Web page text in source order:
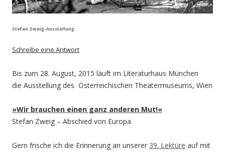
Stefan Zweig-Ausstellung
Schreibe eine Antwort
Bis zum 28. August, 2015 läuft im Literaturhaus München
die Ausstellung des Österreichischen Theatermuseums, Wien
»Wir brauchen einen ganz anderen Mut!«
Stefan Zweig – Abschied von Europa
Gern frische ich die Erinnerung an unserer 39. Lektüre auf mit